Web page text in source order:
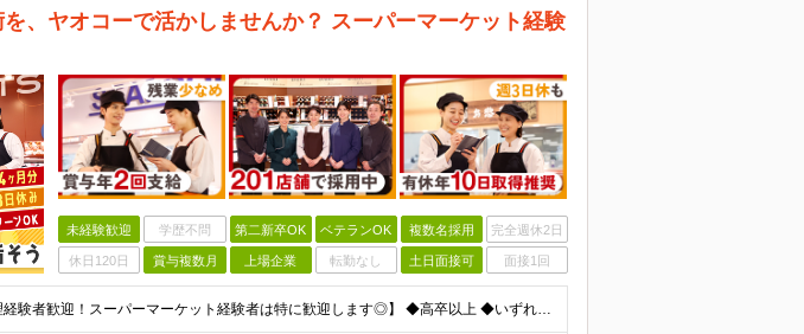
、ヤオコーで活かしませんか？ スーパーマーケット経験
未経験歓迎 学歴不問 第二新卒OK ベテランOK 複数名採用 完全週休2日
休日120日 賞与複数月 上場企業 転勤なし 土日面接可 面接1回
【生鮮・調理経験者歓迎！スーパーマーケット経験者は特に歓迎します◎】 ◆高卒以上 ◆いずれかのご経験をお持ちの方 ・スーパーの生鮮売場（鮮魚・精肉・青果）での勤務経験がある方 ・鮮魚専門店や精肉専門店